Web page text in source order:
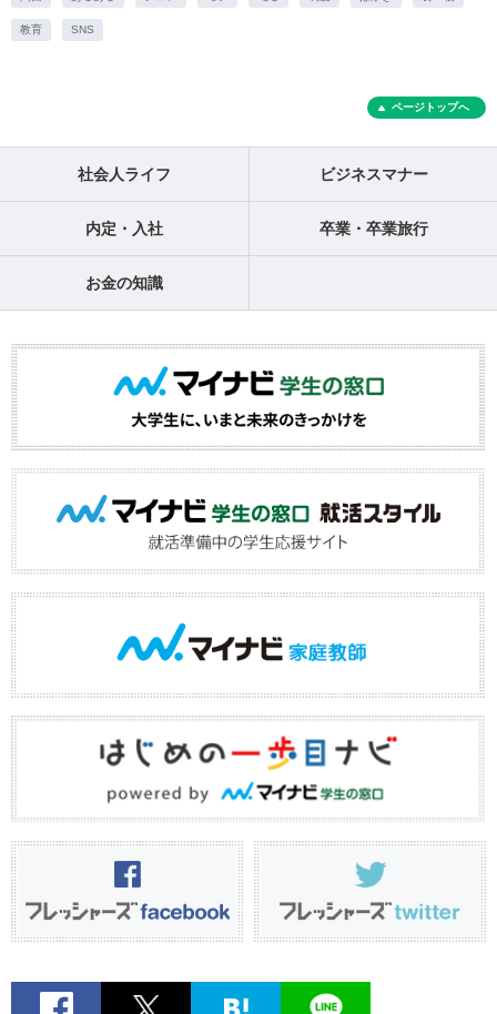
教育 SNS
ページトップへ
社会人ライフ ビジネスマナー
内定・入社 卒業・卒業旅行
お金の知識